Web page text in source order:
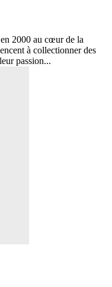
2000 au cœur de la
à collectionner des
passion...